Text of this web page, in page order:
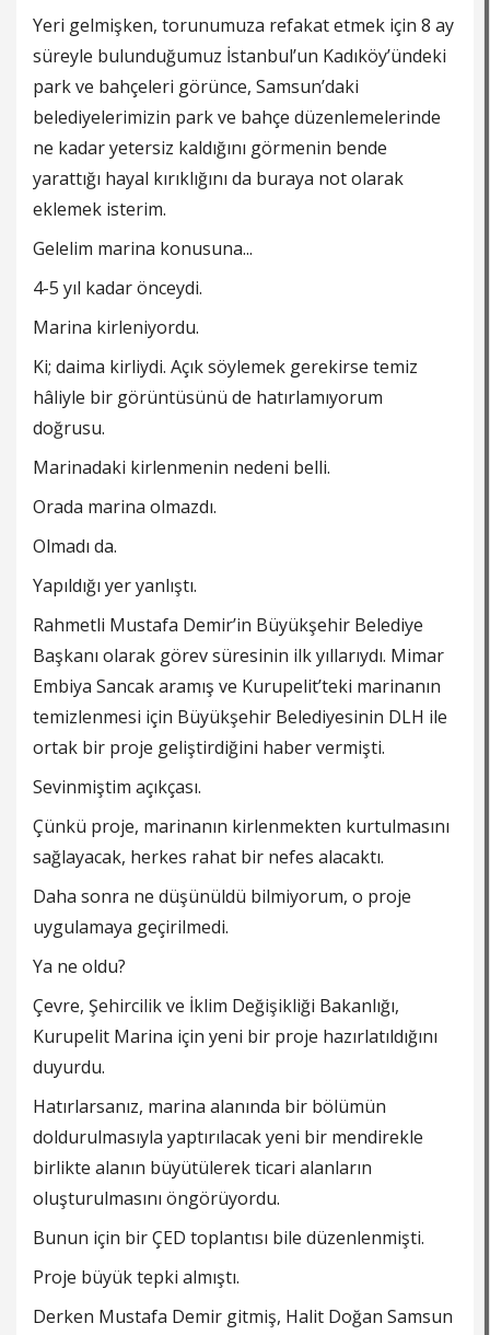
Yeri gelmişken, torunumuza refakat etmek için 8 ay
süreyle bulunduğumuz İstanbul’un Kadıköy’ündeki
park ve bahçeleri görünce, Samsun’daki
belediyelerimizin park ve bahçe düzenlemelerinde
ne kadar yetersiz kaldığını görmenin bende
yarattığı hayal kırıklığını da buraya not olarak
eklemek isterim.
Gelelim marina konusuna...
4-5 yıl kadar önceydi.
Marina kirleniyordu.
Ki; daima kirliydi. Açık söylemek gerekirse temiz
hâliyle bir görüntüsünü de hatırlamıyorum
doğrusu.
Marinadaki kirlenmenin nedeni belli.
Orada marina olmazdı.
Olmadı da.
Yapıldığı yer yanlıştı.
Rahmetli Mustafa Demir’in Büyükşehir Belediye
Başkanı olarak görev süresinin ilk yıllarıydı. Mimar
Embiya Sancak aramış ve Kurupelit’teki marinanın
temizlenmesi için Büyükşehir Belediyesinin DLH ile
ortak bir proje geliştirdiğini haber vermişti.
Sevinmiştim açıkçası.
Çünkü proje, marinanın kirlenmekten kurtulmasını
sağlayacak, herkes rahat bir nefes alacaktı.
Daha sonra ne düşünüldü bilmiyorum, o proje
uygulamaya geçirilmedi.
Ya ne oldu?
Çevre, Şehircilik ve İklim Değişikliği Bakanlığı,
Kurupelit Marina için yeni bir proje hazırlatıldığını
duyurdu.
Hatırlarsanız, marina alanında bir bölümün
doldurulmasıyla yaptırılacak yeni bir mendirekle
birlikte alanın büyütülerek ticari alanların
oluşturulmasını öngörüyordu.
Bunun için bir ÇED toplantısı bile düzenlenmişti.
Proje büyük tepki almıştı.
Derken Mustafa Demir gitmiş, Halit Doğan Samsun